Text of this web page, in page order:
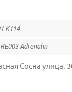
K114
Adrenalin
Сосна улица,